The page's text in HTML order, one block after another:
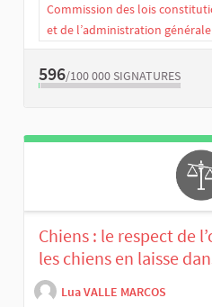
Commission des lois
et de l’administration
596/100 000 SIGNATURES
Chiens : le respect de
les chiens en laisse
Lua VALLE MARCOS